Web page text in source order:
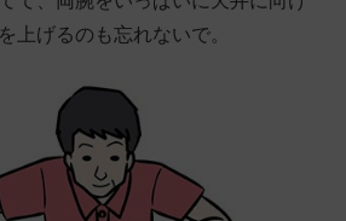
上げるのも忘れないで。